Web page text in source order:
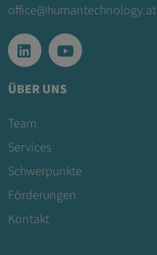
office@humantechnology.at
ÜBER UNS
Team
Services
Schwerpunkte
Förderungen
Kontakt